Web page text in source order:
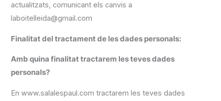
actualitzats, comunicant els canvis a
laboitelleida@gmail.com
Finalitat del tractament de les dades personals:
Amb quina finalitat tractarem les teves dades
personals?
En www.salalespaul.com tractarem les teves dades